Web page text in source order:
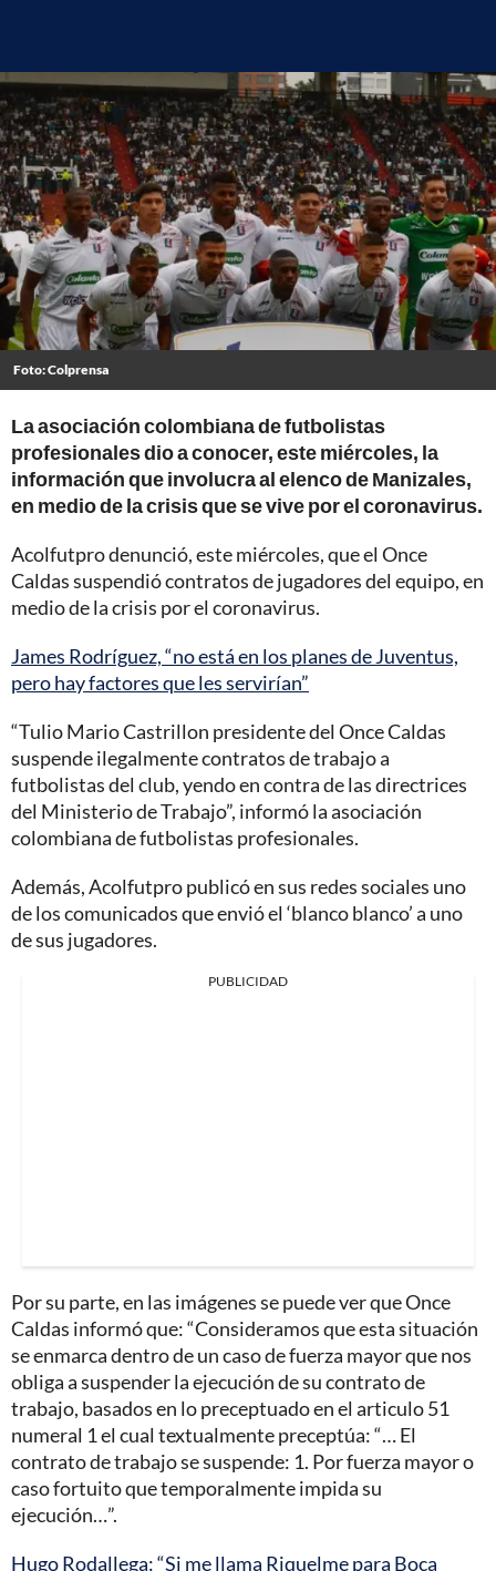
Foto: Colprensa
La asociación colombiana de futbolistas
profesionales dio a conocer, este miércoles, la
información que involucra al elenco de Manizales,
en medio de la crisis que se vive por el coronavirus.
Acolfutpro denunció, este miércoles, que el Once
Caldas suspendió contratos de jugadores del equipo, en
medio de la crisis por el coronavirus.
James Rodríguez, “no está en los planes de Juventus,
pero hay factores que les servirían”
“Tulio Mario Castrillon presidente del Once Caldas
suspende ilegalmente contratos de trabajo a
futbolistas del club, yendo en contra de las directrices
del Ministerio de Trabajo”, informó la asociación
colombiana de futbolistas profesionales.
Además, Acolfutpro publicó en sus redes sociales uno
de los comunicados que envió el ‘blanco blanco’ a uno
de sus jugadores.
PUBLICIDAD
Por su parte, en las imágenes se puede ver que Once
Caldas informó que: “Consideramos que esta situación
se enmarca dentro de un caso de fuerza mayor que nos
obliga a suspender la ejecución de su contrato de
trabajo, basados en lo preceptuado en el articulo 51
numeral 1 el cual textualmente preceptúa: “… El
contrato de trabajo se suspende: 1. Por fuerza mayor o
caso fortuito que temporalmente impida su
ejecución…”.
Hugo Rodallega: “Si me llama Riquelme para Boca